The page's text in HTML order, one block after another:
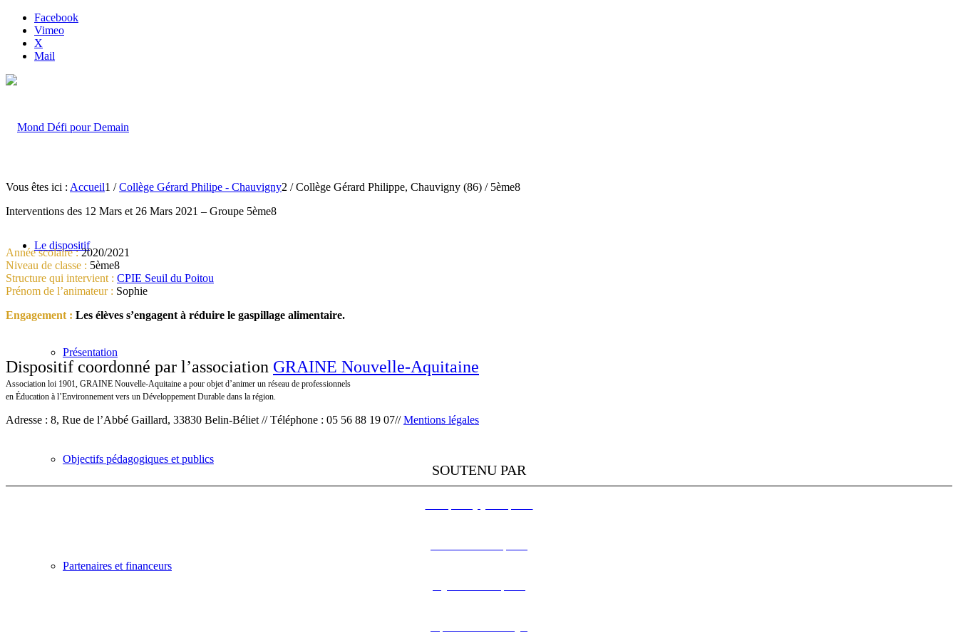
Facebook
Vimeo
X
Mail
Le dispositif
Présentation
Objectifs pédagogiques et publics
Partenaires et financeurs
Vous êtes ici : Accueil1 / Collège Gérard Philipe - Chauvigny2 / Collège Gérard Philippe, Chauvigny (86) / 5ème8
Interventions des 12 Mars et 26 Mars 2021 – Groupe 5ème8
Année scolaire :2020/2021
Niveau de classe : 5ème8
Structure qui intervient : CPIE Seuil du Poitou
Prénom de l’animateur : Sophie
Engagement : Les élèves s’engagent à réduire le gaspillage alimentaire.
Dispositif coordonné par l’association GRAINE Nouvelle-Aquitaine
Association loi 1901, GRAINE Nouvelle-Aquitaine a pour objet d’animer un réseau de professionnels
en Éducation à l’Environnement vers un Développement Durable dans la région.
Adresse : 8, Rue de l’Abbé Gaillard, 33830 Belin-Béliet // Téléphone : 05 56 88 19 07//Mentions légales
SOUTENU PAR